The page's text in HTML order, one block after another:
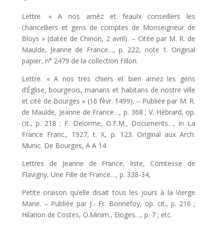
Lettre. « A nos améz et feaulx conseillers les
chancelliers et gens de comptes de Monseigneur de
Bloys » (datée de Chinon, 2 avril). – Citée par M. R. de
Maulde, Jeanne de France…, p. 222, note 1. Original
papier, n° 2479 de la collection Fillon.
Lettre. « A nos tres chiers et bien amez les gens
d’Église, bourgeois, manans et habitans de nostre ville
et cité de Bourges » (16 févr. 1499). – Publiée par M. R.
de Maulde, Jeanne de France…, p. 368 ; V. Hébrard, op.
cit., p. 218 ; F. Delorme, O.F.M., Documents…, in La
France Franc., 1927, t. X, p. 123. Original aux Arch.
Munic. De Bourges, A A 14.
Lettres de Jeanne de France, liste, Comtesse de
Flavigny, Une Fille de France…, p. 338-34,
Petite oraison qu’elle disait tous les jours à la Vierge
Marie. – Publiée par J.- Fr. Bonnefoy, op. cit., p. 216 ;
Hilarion de Costes, O.Minim., Eloges…, p. 7 ; etc.